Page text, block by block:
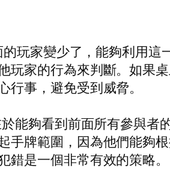
玩家變少了，能夠利用這
玩家的行為來判斷。如果
事，避免受到威脅。
能夠看到前面所有參與者
手牌範圍，因為他們能夠
是一個非常有效的策略。